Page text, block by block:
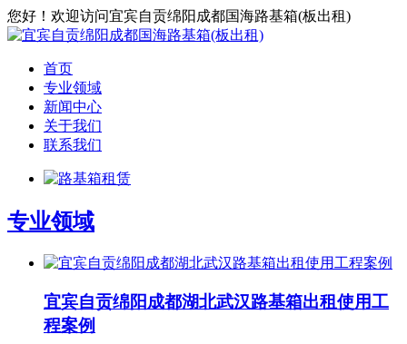
您好！欢迎访问宜宾自贡绵阳成都国海路基箱(板出租)
首页
专业领域
新闻中心
关于我们
联系我们
专业领域
宜宾自贡绵阳成都湖北武汉路基箱出租使用工
程案例